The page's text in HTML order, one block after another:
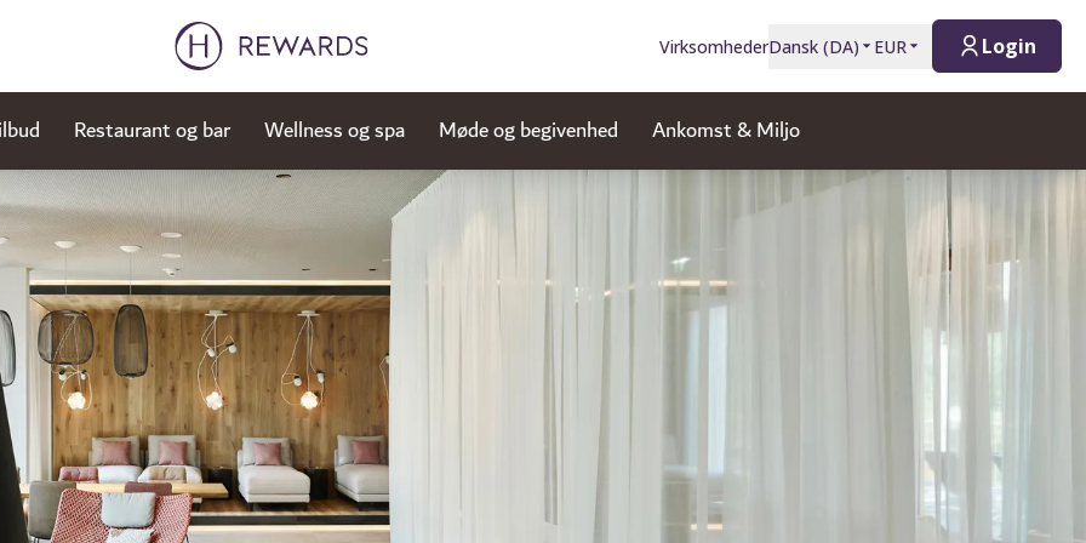
VirksomhederDansk (DA) EUR Login
Restaurant og bar Wellness og spa Møde og begivenhed Ankomst & Miljo